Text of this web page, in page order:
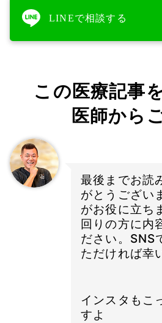
LINEで相談する
この医療記事
医師から
最後までお読
がとうござい
がお役に立ち
回りの方に内
ださい。SNS
ただければ幸
インスタもこ
すよ